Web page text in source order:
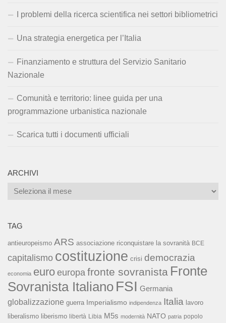
I problemi della ricerca scientifica nei settori bibliometrici
Una strategia energetica per l’Italia
Finanziamento e struttura del Servizio Sanitario
Nazionale
Comunità e territorio: linee guida per una
programmazione urbanistica nazionale
Scarica tutti i documenti ufficiali
ARCHIVI
Archivi
TAG
antieuropeismo ARS associazione riconquistare la sovranità BCE
capitalismo costituzione crisi democrazia
economia euro europa fronte sovranista Fronte
Sovranista Italiano FSI Germania
globalizzazione guerra Imperialismo indipendenza Italia lavoro
liberalismo liberismo libertà Libia M5s modernità NATO patria popolo